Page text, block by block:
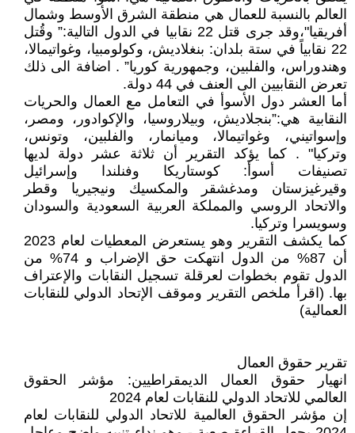
العالم بالنسبة للعمال هي منطقة الشرق الأوسط وشمال
أفريقيا"،وقد جرى قتل 22 نقابيا في الدول التالية:” وقُتل
22 نقابياً في ستة بلدان: بنغلاديش، وكولومبيا، وغواتيمالا،
وهندوراس، والفلبين، وجمهورية كوريا” . اضافة الى ذلك
تعرض النقابيين الى العنف في 44 دولة.
أما العشر دول الأسوأ في التعامل مع العمال والحريات
النقابية هي:”بنجلاديش، وبيلاروسيا، والإكوادور، ومصر،
وإسواتيني، وغواتيمالا، وميانمار، والفلبين، وتونس،
وتركيا" . كما يؤكد التقرير أن ثلاثة عشر دولة لديها
تصنيفات أسوأ: كوستاريكا وفنلندا وإسرائيل
وقيرغيزستان ومدغشقر والمكسيك ونيجيريا وقطر
والاتحاد الروسي والمملكة العربية السعودية والسودان
وسويسرا وتركيا.
كما يكشف التقرير وهو يستعرض المعطيات لعام 2023
أن 87% من الدول انتهكت حق الإضراب و 74% من
الدول تقوم بخطوات لعرقلة تسجيل النقابات والإعتراف
بها. (اقرأ ملخص التقرير وموقف الإتحاد الدولي للنقابات
العمالية)
تقرير حقوق العمال ‎
انهيار حقوق العمال الديمقراطيين: مؤشر الحقوق
العالمي للاتحاد الدولي للنقابات لعام 2024
إن مؤشر الحقوق العالمية للاتحاد الدولي للنقابات لعام